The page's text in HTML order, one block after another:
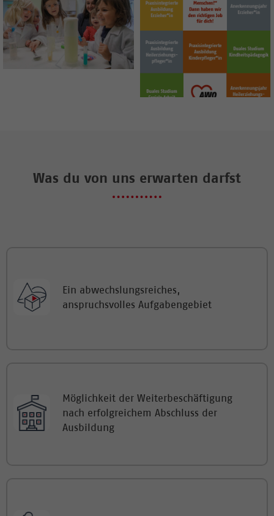
Was du von uns erwarten darfst
Ein abwechslungsreiches,
anspruchsvolles Aufgabengebiet
Möglichkeit der Weiterbeschäftigung
nach erfolgreichem Abschluss der
Ausbildung